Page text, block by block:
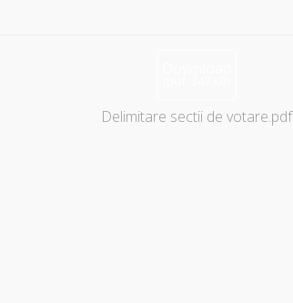
Delimitare sectii de votare.pdf